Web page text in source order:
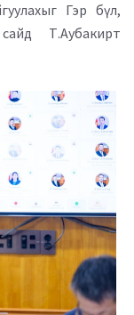
Гэр бүл,
Т.Аубакирт